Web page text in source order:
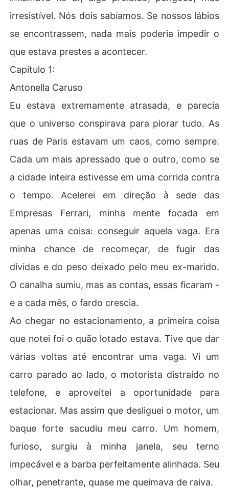
irresistível. Nós dois sabíamos. Se nossos lábios
se encontrassem, nada mais poderia impedir o
que estava prestes a acontecer.
Capítulo 1:
Antonella Caruso
Eu estava extremamente atrasada, e parecia
que o universo conspirava para piorar tudo. As
ruas de Paris estavam um caos, como sempre.
Cada um mais apressado que o outro, como se
a cidade inteira estivesse em uma corrida contra
o tempo. Acelerei em direção à sede das
Empresas Ferrari, minha mente focada em
apenas uma coisa: conseguir aquela vaga. Era
minha chance de recomeçar, de fugir das
dívidas e do peso deixado pelo meu ex-marido.
O canalha sumiu, mas as contas, essas ficaram -
e a cada mês, o fardo crescia.
Ao chegar no estacionamento, a primeira coisa
que notei foi o quão lotado estava. Tive que dar
várias voltas até encontrar uma vaga. Vi um
carro parado ao lado, o motorista distraído no
telefone, e aproveitei a oportunidade para
estacionar. Mas assim que desliguei o motor, um
baque forte sacudiu meu carro. Um homem,
furioso, surgiu à minha janela, seu terno
impecável e a barba perfeitamente alinhada. Seu
olhar, penetrante, quase me queimava de raiva.